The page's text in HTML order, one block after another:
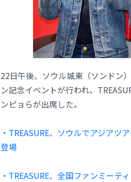
22日午後、ソウル城東（ソンドン
ン記念イベントが行われ、
ンピョらが出席した。
・TREASURE、ソウルでアジア
登場
・TREASURE、全国ファンミー